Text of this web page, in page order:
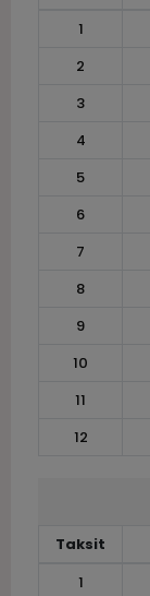
1
2
3
4
5
6
7
8
9
10
11
12
Taksit
1